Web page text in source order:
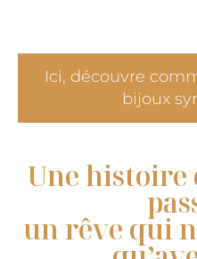
Ici, découvre
bijoux
​Une histoire
​un rêve qui